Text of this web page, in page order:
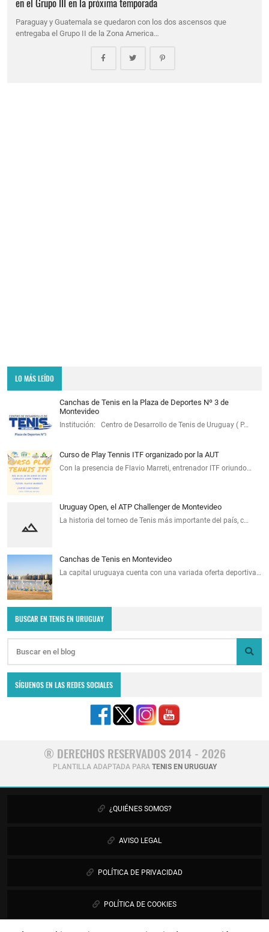
Paraguay y Guatemala se quedaron con los dos ascensos que
entregaba el Grupo II de la Zona America…
LO MÁS LEÍDO
Canchas de Tenis en la Plaza de Deportes Nº 3 de
Montevideo
Institución: Centro de Desarrollo de Tenis de Uruguay ( P…
Curso de Play Tennis ITF organizado por la AUT
Con la presencia de Flavio Marreti, entrenador ITF oriundo…
Uruguay Open, el ATP Challenger de Montevideo
La historia del torneo de Tenis más importante del país, c…
Canchas de Tenis en Montevideo
La capital uruguaya cuenta con una variada oferta deportiva…
BUSCAR EN TENIS EN URUGUAY
SÍGUENOS EN LAS REDES SOCIALES
® DERECHOS RESERVADOS 2014 - 2026
PLANTILLA ADAPTADA PARA TENIS EN URUGUAY
¿QUIÉNES SOMOS?
AVISO LEGAL
POLÍTICA DE PRIVACIDAD
POLÍTICA DE COOKIES